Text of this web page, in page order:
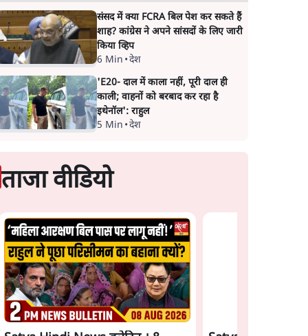
संसद में क्या FCRA बिल पेश कर सकते हैं
शाह? कांग्रेस ने अपने सांसदों के लिए जारी
किया व्हिप
6 Min •देश
'E20- दाल में काला नहीं, पूरी दाल ही
काली; वाहनों को बरबाद कर रहा है
इथेनॉल': राहुल
5 Min •देश
ताजा वीडियो